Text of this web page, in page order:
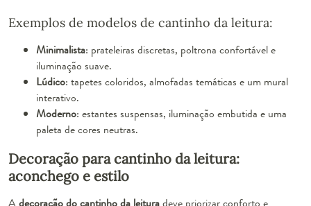
Exemplos de modelos de cantinho da leitura:
Minimalista: prateleiras discretas, poltrona confortável e
iluminação suave.
Lúdico: tapetes coloridos, almofadas temáticas e um mural
interativo.
Moderno: estantes suspensas, iluminação embutida e uma
paleta de cores neutras.
Decoração para cantinho da leitura:
aconchego e estilo
Adecoração do cantinho da leituradeve priorizar conforto e